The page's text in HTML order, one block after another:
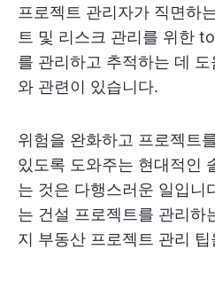
프로젝트 관리자가 직면하
트 및 리스크 관리를 위한
를 관리하고 추적하는 데
와 관련이 있습니다.
위험을 완화하고 프로젝트
있도록 도와주는 현대적인
는 것은 다행스러운 일입니
는 건설 프로젝트를 관리하
지 부동산 프로젝트 관리